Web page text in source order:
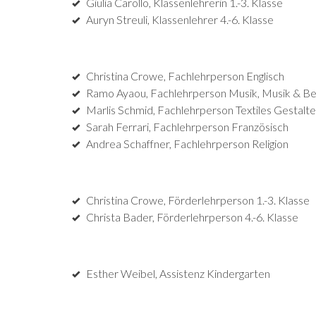
Auryn Streuli, Klassenlehrer 4.-6. Klasse
Christina Crowe, Fachlehrperson Englisch
Ramo Ayaou, Fachlehrperson Musik, Musik &
Marlis Schmid, Fachlehrperson Textiles
Sarah Ferrari, Fachlehrperson Französisch
Andrea Schaffner, Fachlehrperson Religion
Christina Crowe, Förderlehrperson 1.-3. Klasse
Christa Bader, Förderlehrperson 4.-6. Klasse
Esther Weibel, Assistenz Kindergarten